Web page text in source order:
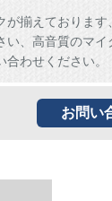
が揃えております
い、高音質のマイ
わせください。
お問い